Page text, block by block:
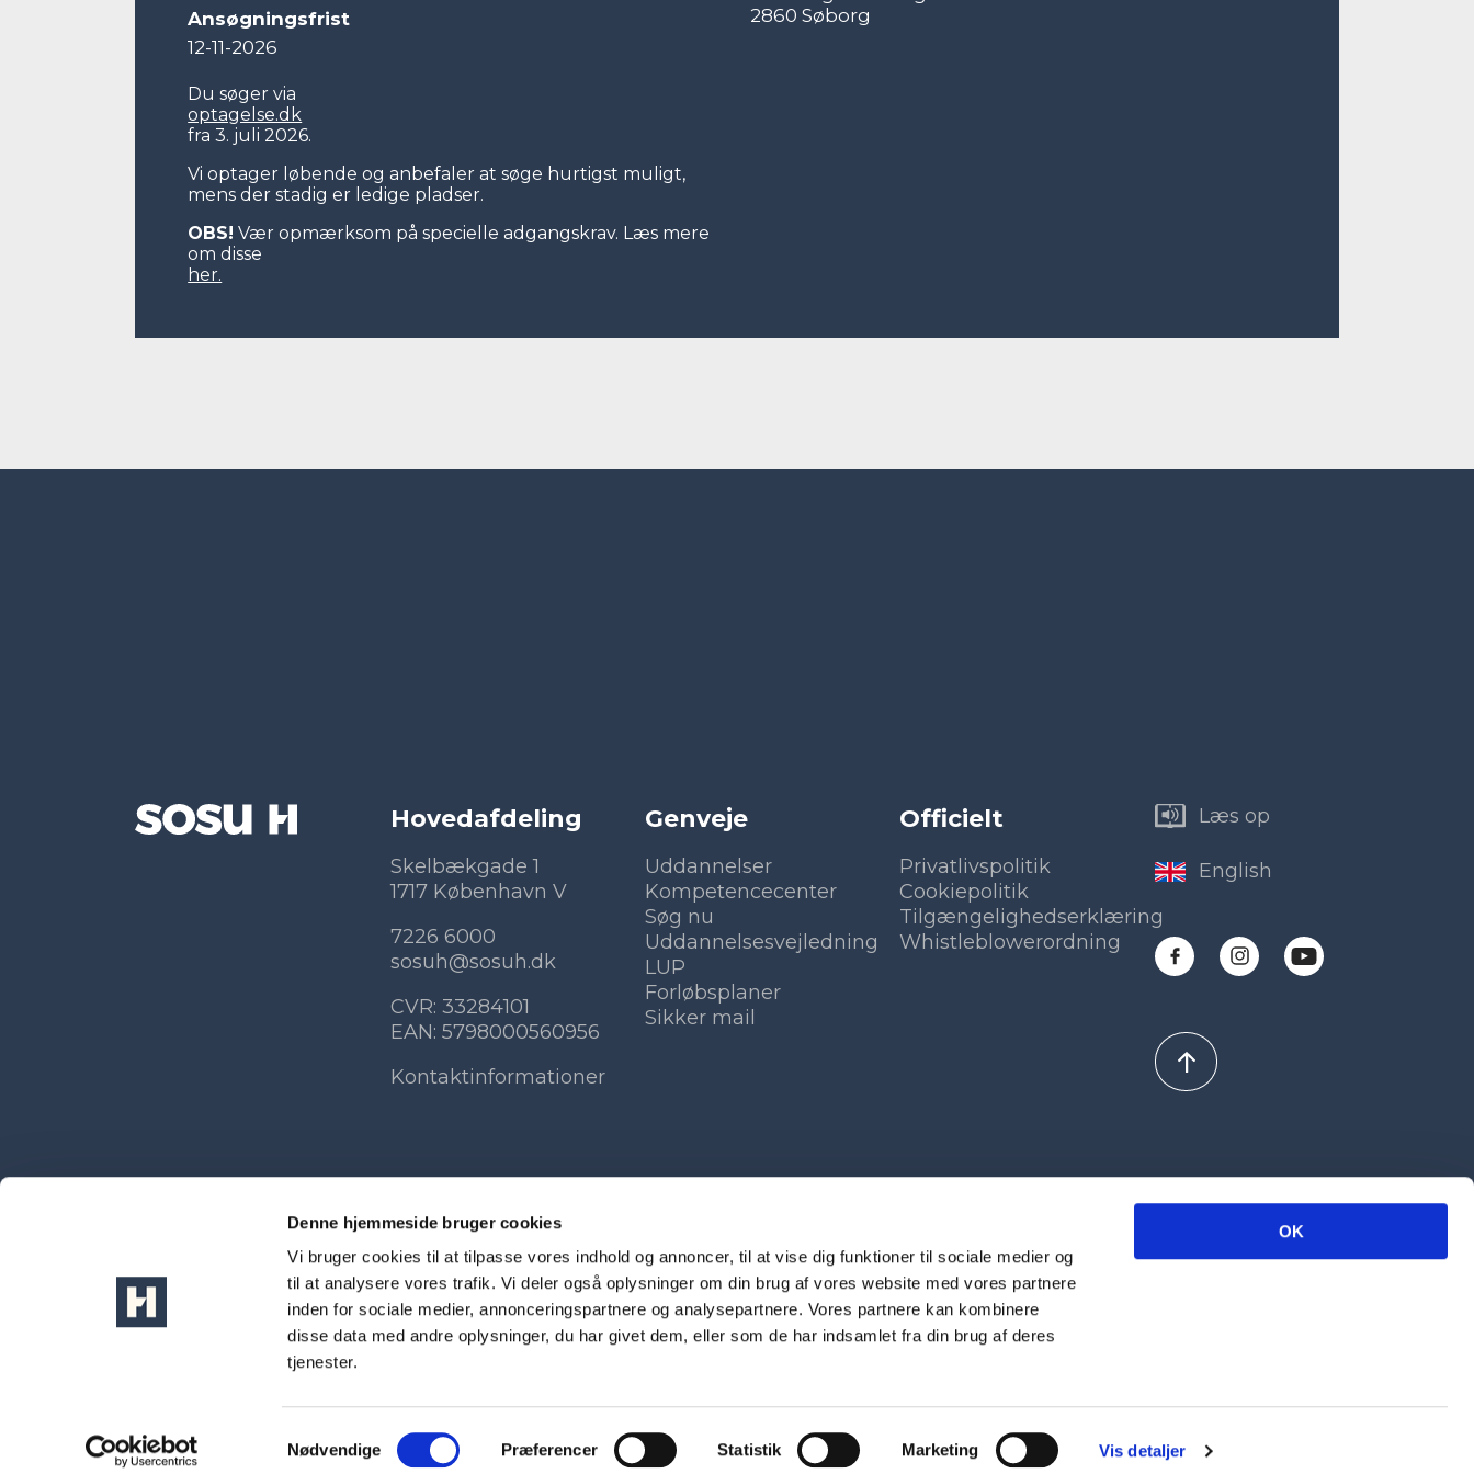
Denne hjemmeside bruger cookies
Vi bruger cookies til at tilpasse vores indhold og annoncer, til at vise dig funktioner til sociale medier og
til at analysere vores trafik. Vi deler også oplysninger om din brug af vores website med vores partnere
inden for sociale medier, annonceringspartnere og analysepartnere. Vores partnere kan kombinere
disse data med andre oplysninger, du har givet dem, eller som de har indsamlet fra din brug af deres
tjenester.
Nødvendige Præferencer Statistik Marketing Vis detaljer
OK
Ansøgningsfrist
12-11-2026
Du søger via
optagelse.dk
fra 3. juli 2026.
Vi optager løbende og anbefaler at søge hurtigst muligt,
mens der stadig er ledige pladser.
OBS! Vær opmærksom på specielle adgangskrav. Læs mere
om disse
her.
2860 Søborg
Hovedafdeling
Skelbækgade 1
1717 København V
7226 6000
sosuh@sosuh.dk
CVR: 33284101
EAN: 5798000560956
Kontaktinformationer
Genveje
Uddannelser
Kompetencecenter
Søg nu
Uddannelsesvejledning
LUP
Forløbsplaner
Sikker mail
Officielt
Privatlivspolitik
Cookiepolitik
Tilgængelighedserklæring
Whistleblowerordning
Læs op
English